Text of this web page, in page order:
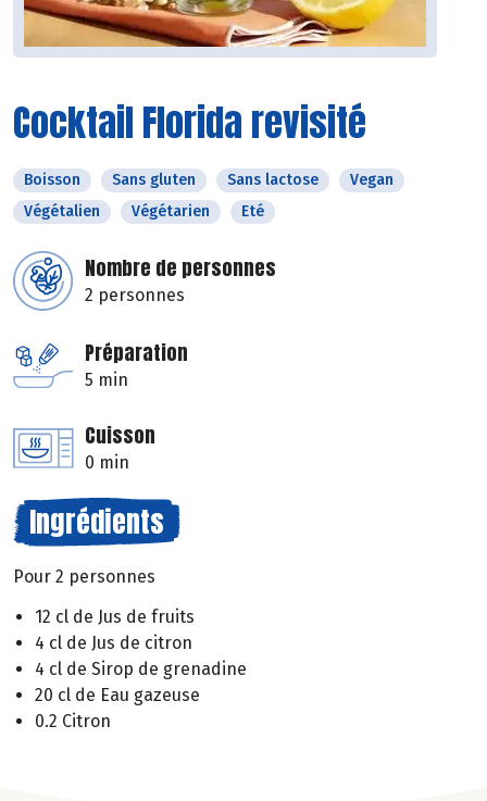
Cocktail Florida revisité
Boisson Sans gluten Sans lactose
Vegan
Végétalien
Végétarien Eté
Nombre de personnes
2 personnes
Préparation
5 min
Cuisson
0 min
Ingrédients
Pour 2 personnes
12 cl de Jus de fruits
4 cl de Jus de citron
4 cl de Sirop de grenadine
20 cl de Eau gazeuse
0.2 Citron